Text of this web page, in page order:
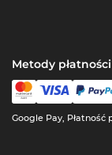
Metody płatności
Google Pay,